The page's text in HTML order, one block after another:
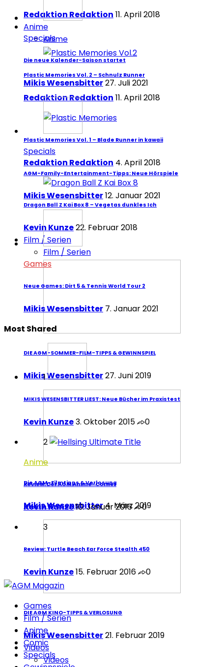
Redaktion Redaktion 11. April 2018
Anime
Anime
Plastic Memories Vol. 2 – Schnulz Runner
Redaktion Redaktion 11. April 2018
Plastic Memories Vol. 1 – Blade Runner in kawaii
Redaktion Redaktion 4. April 2018
Dragon Ball Z Kai Box 8 – Vegetas dunkles Ich
Kevin Kunze22. Februar 2018
Film / Serien
Film / Serien
DIE AGM-SOMMER-FILM-TIPPS & GEWINNSPIEL
Mikis Wesensbitter27. Juni 2019
Die AGM-Filmtipps & Verlosung
Mikis Wesensbitter4. März 2019
DIE AGM KINO-TIPPS & VERLOSUNG
Mikis Wesensbitter21. Februar 2019
Videos
Videos
Specials
Die neue Kalender-Saison startet
Mikis Wesensbitter27. Juli 2021
Specials
AGM-Family-Entertainment-Tipps: Neue Hörspiele
Mikis Wesensbitter12. Januar 2021
Games
Neue Games: Dirt 5 & Tennis World Tour 2
Mikis Wesensbitter 7. Januar 2021
Most Shared
1
MIKIS WESENSBITTER LIEST: Neue Bücher im Praxistest
Kevin Kunze3. Oktober 2015
0
2
Anime
Review: Der AGM Anime-Corner
Kevin Kunze10. Januar 2016
0
3
Review: Turtle Beach Ear Force Stealth 450
Kevin Kunze15. Februar 2016 0
Games
Film / Serien
Anime
Comic
Specials